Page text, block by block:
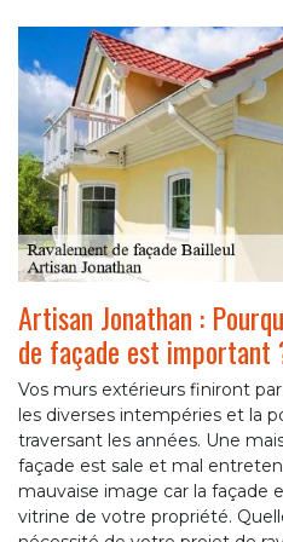
Artisan Jonathan :
de façade est important
Vos murs extérieurs finiront
les diverses intempéries et la
traversant les années. Une
façade est sale et mal
mauvaise image car la façade
vitrine de votre propriété.